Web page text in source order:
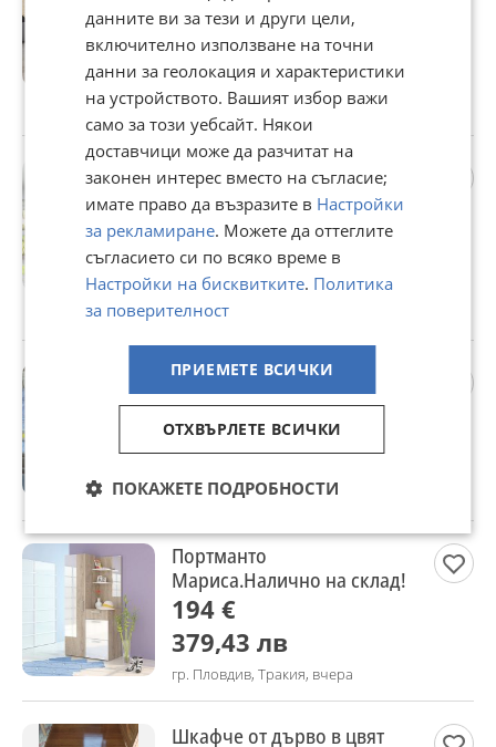
механизъм, 120 - 155 /65/ 58
- 70 см.Налична!
134 €
262,08 лв
гр. Пловдив, Тракия, вчера
Обзавеждане за детската
стая в свежи цветове НА
ТОП ЦЕНА
559 €
1 093,31 лв
гр. Пловдив, Тракия, вчера
Легло ”Сандвич”-Масив!НА
ТОП ЦЕНА!
304,73 €
596 лв
гр. Пловдив, Център, вчера
Портманто
Мариса.Налично на склад!
194 €
379,43 лв
гр. Пловдив, Тракия, вчера
Шкафче от дърво в цвят
данните ви за тези и други цели,
включително използване на точни
данни за геолокация и характеристики
на устройството. Вашият избор важи
само за този уебсайт. Някои
доставчици може да разчитат на
законен интерес вместо на съгласие;
имате право да възразите в Настройки
за рекламиране. Можете да оттеглите
съгласието си по всяко време в
Настройки на бисквитките. Политика
за поверителност
ПРИЕМЕТЕ ВСИЧКИ
ОТХВЪРЛЕТЕ ВСИЧКИ
ПОКАЖЕТЕ ПОДРОБНОСТИ